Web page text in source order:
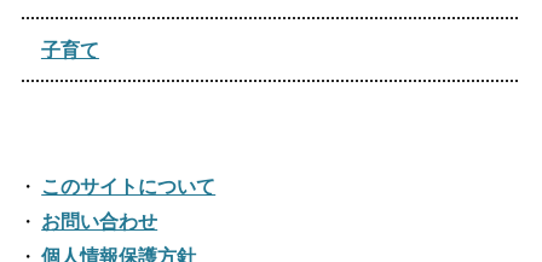
子育て
このサイトについて
お問い合わせ
個人情報保護方針